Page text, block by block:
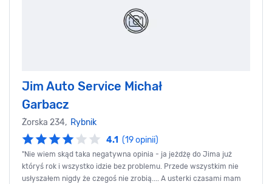
Jim Auto Service Michał
Garbacz
Żorska 234, Rybnik
4.1 (19 opinii)
"Nie wiem skąd taka negatywna opinia - ja jeżdżę do Jima już
któryś rok i wszystko idzie bez problemu. Przede wszystkim nie
usłyszałem nigdy że czegoś nie zrobią.... A usterki czasami mam